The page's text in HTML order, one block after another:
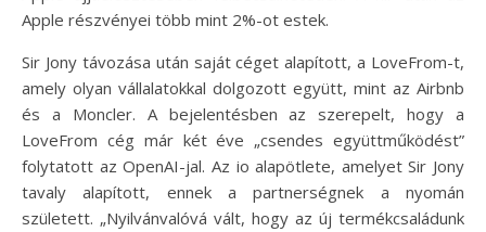
Apple részvényei több mint 2%-ot estek.
Sir Jony távozása után saját céget alapított, a LoveFrom-t,
amely olyan vállalatokkal dolgozott együtt, mint az Airbnb
és a Moncler. A bejelentésben az szerepelt, hogy a
LoveFrom cég már két éve „csendes együttműködést”
folytatott az OpenAI-jal. Az io alapötlete, amelyet Sir Jony
tavaly alapított, ennek a partnerségnek a nyomán
született. „Nyilvánvalóvá vált, hogy az új termékcsaládunk